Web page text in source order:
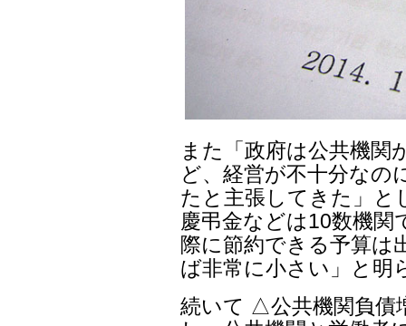
また「政府は公共機関
ど、経営が不十分なの
たと主張してきた」と
慶弔金などは10数機
際に節約できる予算は
ば非常に小さい」と明
続いて △公共機関負債